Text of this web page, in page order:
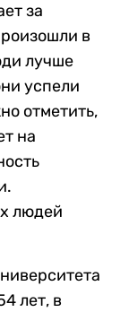
за
в
лучше
успели
отметить,
на
людей
лет, в